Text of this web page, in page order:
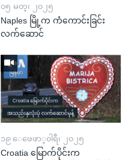
၀၅ မတ္၊ ၂၀၂၅
Naples မြို့က ကံကောင်းခြင်း
လက်ဆောင်
၁၉ ေဖေဖာ္၀ါရီ၊ ၂၀၂၅
Croatia မြောက်ပိုင်းက